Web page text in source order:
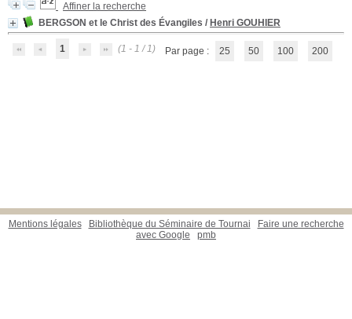
Affiner la recherche
BERGSON et le Christ des Évangiles / Henri GOUHIER
1 (1 - 1 / 1) Par page : 25 50 100 200
Mentions légales Bibliothèque du Séminaire de Tournai
Faire une recherche
avec Google
pmb